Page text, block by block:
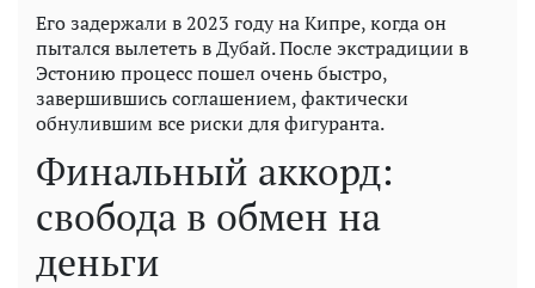
Его задержали в 2023 году на Кипре, когда он
пытался вылететь в Дубай. После экстрадиции в
Эстонию процесс пошел очень быстро,
завершившись соглашением, фактически
обнулившим все риски для фигуранта.
Финальный аккорд:
свобода в обмен на
деньги